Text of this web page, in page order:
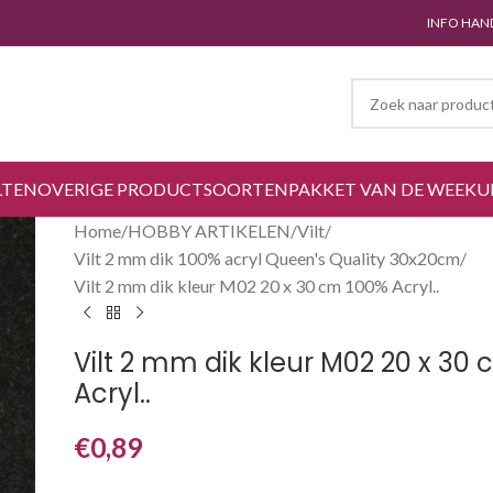
INFO
OVERIGE PRODUCTSOORTENPAKKET VAN DE WEEK
Home HOBBY ARTIKELEN Vilt
Vilt 2 mm dik 100% acryl Queen's Quality 30x20cm
Vilt 2 mm dik kleur M02 20 x 30 cm 100% Acryl..
Vilt 2 mm dik kleur M02 20 x 30
Acryl..
€0,89